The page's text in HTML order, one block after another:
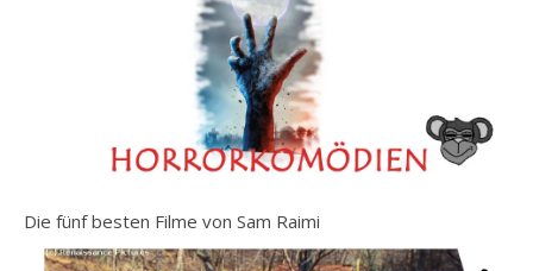
Die fünf besten Filme von Sam Raimi